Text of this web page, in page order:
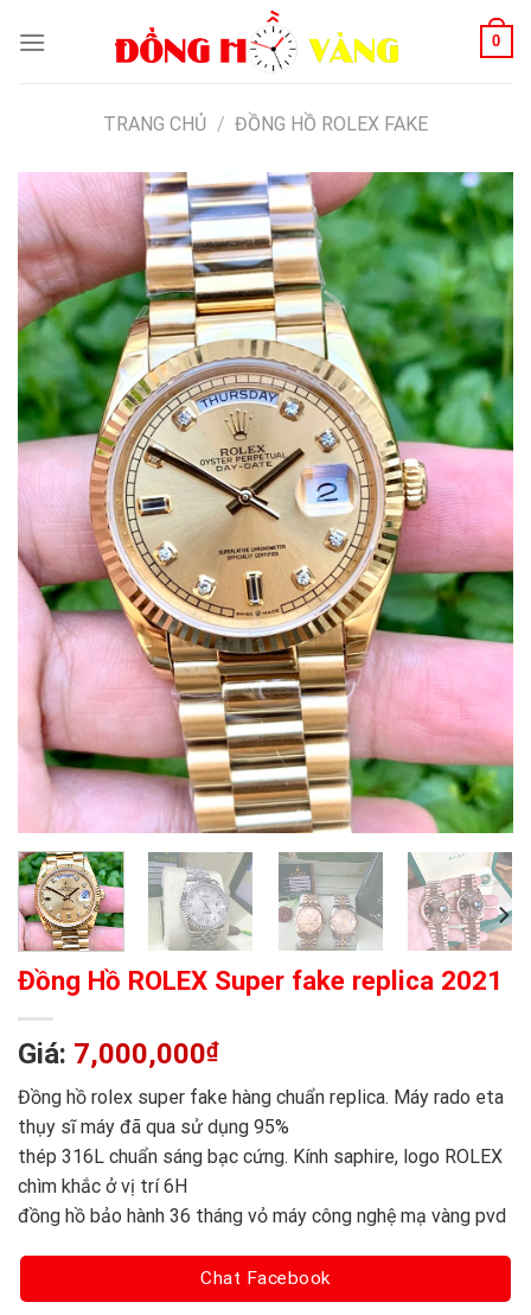
0
TRANG CHỦ / ĐỒNG HỒ ROLEX FAKE
Đồng Hồ ROLEX Super fake replica 2021
Giá: 7,000,000₫
Đồng hồ rolex super fake hàng chuẩn replica. Máy rado eta
thụy sĩ máy đã qua sử dụng 95%
thép 316L chuẩn sáng bạc cứng. Kính saphire, logo ROLEX
chìm khắc ở vị trí 6H
đồng hồ bảo hành 36 tháng vỏ máy công nghệ mạ vàng pvd
Chat Facebook